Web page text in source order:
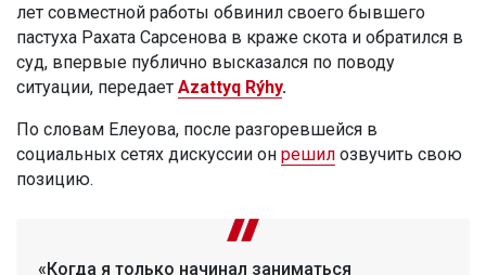
лет совместной работы обвинил своего бывшего
пастуха Рахата Сарсенова в краже скота и обратился в
суд, впервые публично высказался по поводу
ситуации, передает Azattyq Rýhy.
По словам Елеуова, после разгоревшейся в
социальных сетях дискуссии он решил озвучить свою
позицию.
«Когда я только начинал заниматься